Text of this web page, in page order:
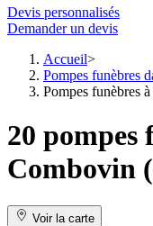
Devis personnalisés
Demander un devis
Accueil
Pompes funèbres
Pompes funèbres
20 pompes
Combovin
Voir la carte